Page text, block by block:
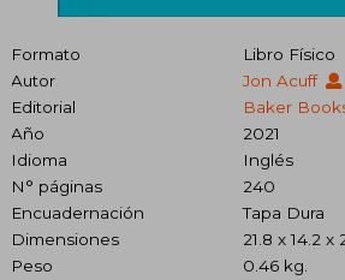
Formato
Libro Físico
Autor
Jon Acuff
Editorial
Baker
Año
2021
Idioma
Inglés
N° páginas
240
Encuadernación
Tapa Dura
Dimensiones
21.8 x 14.2 x
Peso
0.46 kg.